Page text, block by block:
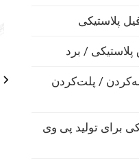
پلاستیکی
/ برد
/ پلت‌کردن
برای تولید پی وی